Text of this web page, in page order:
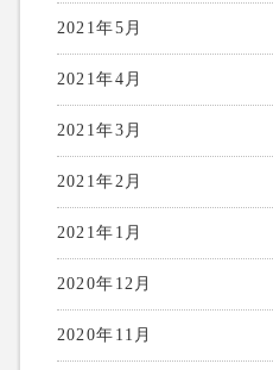
2021年5月
2021年4月
2021年3月
2021年2月
2021年1月
2020年12月
2020年11月